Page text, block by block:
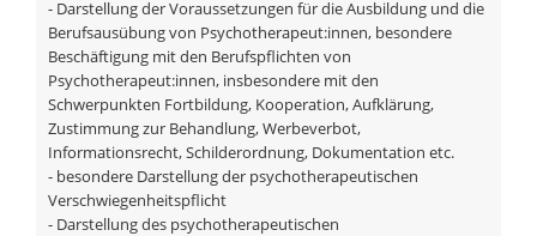
- Darstellung der Voraussetzungen für die Ausbildung und die
Berufsausübung von Psychotherapeut:innen, besondere
Beschäftigung mit den Berufspflichten von
Psychotherapeut:innen, insbesondere mit den
Schwerpunkten Fortbildung, Kooperation, Aufklärung,
Zustimmung zur Behandlung, Werbeverbot,
Informationsrecht, Schilderordnung, Dokumentation etc.
- besondere Darstellung der psychotherapeutischen
Verschwiegenheitspflicht
- Darstellung des psychotherapeutischen